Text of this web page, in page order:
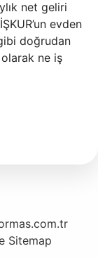
net geliri
evden
doğrudan
ne iş
Sitemap